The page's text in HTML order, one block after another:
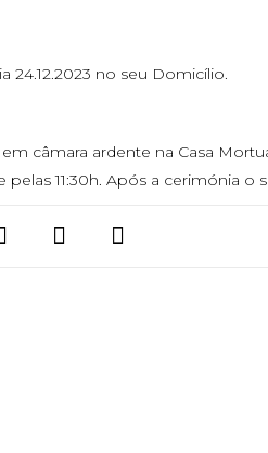
24.12.2023 no seu Domicílio.
câmara ardente na Casa
pelas 11:30h. Após a cerimónia